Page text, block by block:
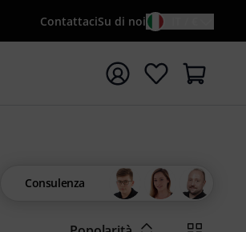
ContattaciSu di noi
di ricerca {searchTerm}
Consulenza